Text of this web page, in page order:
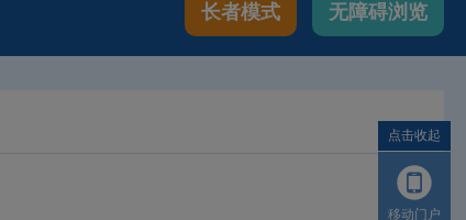
长者模式 无障碍浏览
点击收起
移动门户